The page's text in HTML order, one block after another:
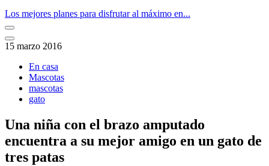
Los mejores planes para disfrutar al máximo en...
15 marzo 2016
En casa
Mascotas
mascotas
gato
Una niña con el brazo amputado
encuentra a su mejor amigo en un gato de
tres patas